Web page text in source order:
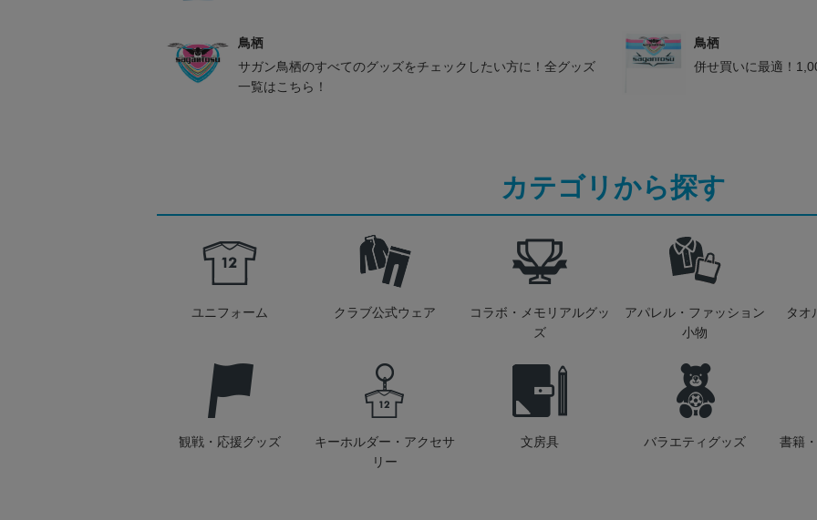
鳥栖
サガン鳥栖のすべてのグッズをチェックしたい方に！全グッズ
一覧はこちら！
鳥栖
併せ買いに最適！
カテゴリから探す
ユニフォーム クラブ公式ウェア
コラボ・メモリアルグッ
ズ
アパレル・ファッション
小物
タオ
観戦・応援グッズ
キーホルダー・アクセサ
リー
文房具 バラエティグッズ 書籍